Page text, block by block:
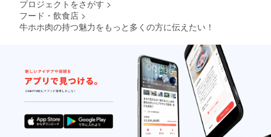
プロジェクトをさがす >
フード・飲食店 >
牛ホホ肉の持つ魅力をもっと多くの方に伝えたい！